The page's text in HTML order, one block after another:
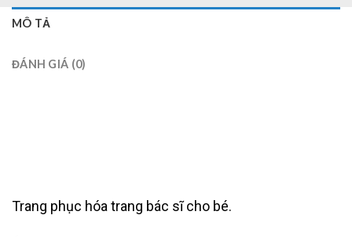
MÔ TẢ
ĐÁNH GIÁ (0)
Trang phục hóa trang bác sĩ cho bé.